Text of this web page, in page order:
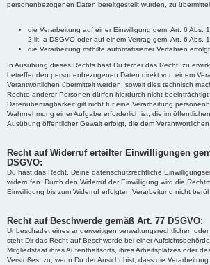
personenbezogenen Daten bereitgestellt wurden, zu
die Verarbeitung auf einer Einwilligung gem. Art. 6 Abs.
2 lit. a DSGVO oder auf einem Vertrag gem. Art. 6 Abs.
die Verarbeitung mithilfe automatisierter Verfahren erfolgt.
In Ausübung dieses Rechts hast Du ferner das Recht, zu
betreffenden personenbezogenen Daten direkt von einem
Verantwortlichen übermittelt werden, soweit dies technisch
Rechte anderer Personen dürfen hierdurch nicht
Datenübertragbarkeit gilt nicht für eine Verarbeitung
Wahrnehmung einer Aufgabe erforderlich ist, die im
Ausübung öffentlicher Gewalt erfolgt, die dem Verantwortlichen
Recht auf Widerruf erteilter Einwilligungen
DSGVO:
Du hast das Recht, Deine datenschutzrechtliche
widerrufen. Durch den Widerruf der Einwilligung wird die
Einwilligung bis zum Widerruf erfolgten Verarbeitung nicht
Recht auf Beschwerde gemäß Art. 77 DSGVO:
Unbeschadet eines anderweitigen verwaltungsrechtlichen
steht Dir das Recht auf Beschwerde bei einer
Mitgliedstaat ihres Aufenthaltsorts, ihres Arbeitsplatzes oder
Verstoßes, zu, wenn Du der Ansicht bist, dass die